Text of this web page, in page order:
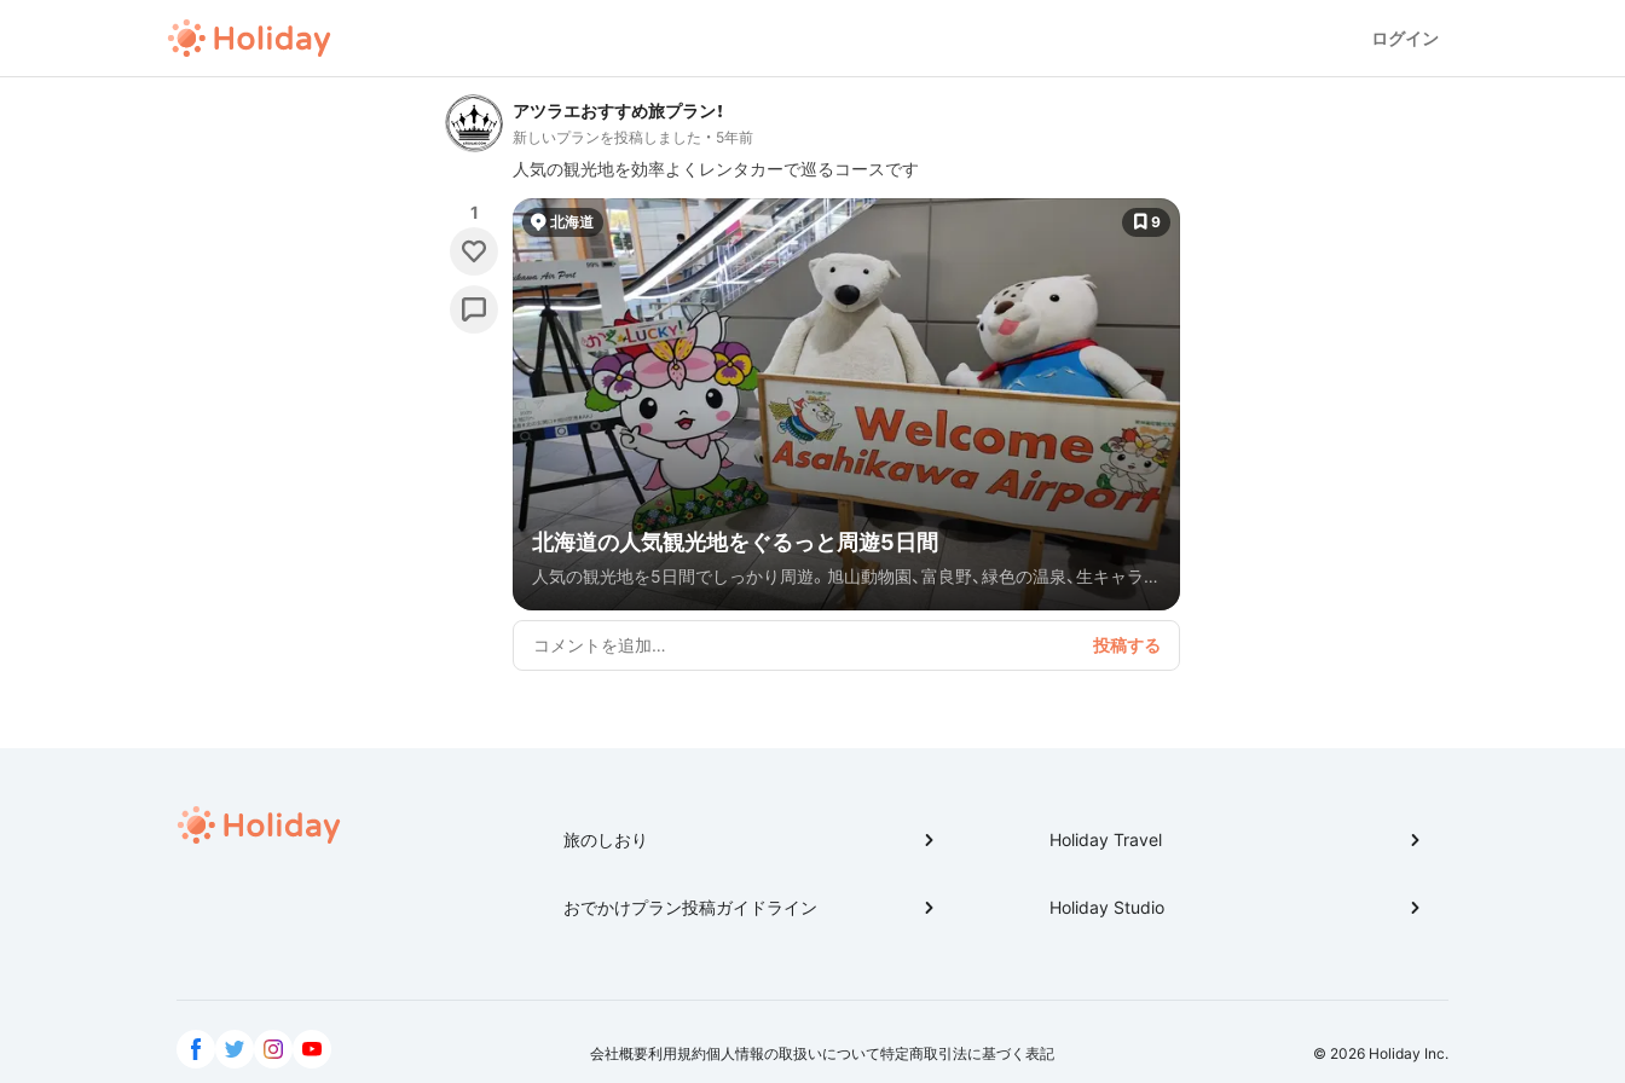
ログイン
アツラエおすすめ旅プラン！
新しいプランを投稿しました 5年前
人気の観光地を効率よくレンタカーで巡るコースです
1 北海道 9
北海道の人気観光地をぐるっと周遊5日間
人気の観光地を5日間でしっかり周遊。旭山動物園、富良野、緑色の温泉、生キャラメ
ル、札幌のグルメ、小樽運河、余市のウイスキー、五稜郭、函館山の夜景もまとめてし
っかり観光
旅のしおり
おでかけプラン投稿ガイドライン
Holiday Travel
Holiday Studio
会社概要利用規約個人情報の取扱いについて特定商取引法に基づく表記 © 2026 Holiday Inc.